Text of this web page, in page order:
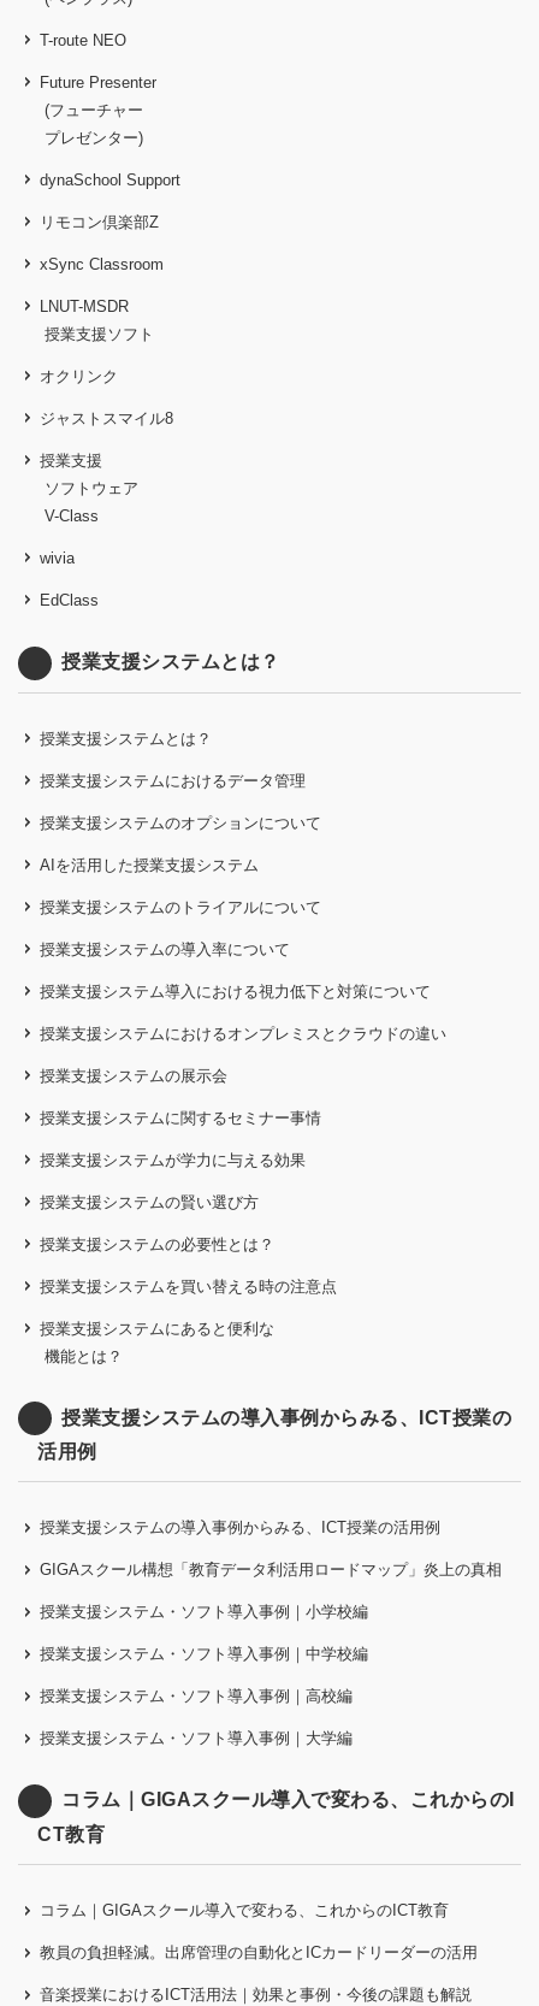
T-route NEO
Future Presenter
(フューチャー
プレゼンター)
dynaSchool Support
リモコン倶楽部Z
xSync Classroom
LNUT-MSDR
授業支援ソフト
オクリンク
ジャストスマイル8
授業支援
ソフトウェア
V-Class
wivia
EdClass
授業支援システムとは？
授業支援システムとは？
授業支援システムにおけるデータ管理
授業支援システムのオプションについて
AIを活用した授業支援システム
授業支援システムのトライアルについて
授業支援システムの導入率について
授業支援システム導入における視力低下と対策について
授業支援システムにおけるオンプレミスとクラウドの違い
授業支援システムの展示会
授業支援システムに関するセミナー事情
授業支援システムが学力に与える効果
授業支援システムの賢い選び方
授業支援システムの必要性とは？
授業支援システムを買い替える時の注意点
授業支援システムにあると便利な
機能とは？
授業支援システムの導入事例からみる、ICT授業の
活用例
授業支援システムの導入事例からみる、ICT授業の活用例
GIGAスクール構想「教育データ利活用ロードマップ」炎上の真相
授業支援システム・ソフト導入事例｜小学校編
授業支援システム・ソフト導入事例｜中学校編
授業支援システム・ソフト導入事例｜高校編
授業支援システム・ソフト導入事例｜大学編
コラム｜GIGAスクール導入で変わる、これからのI
CT教育
コラム｜GIGAスクール導入で変わる、これからのICT教育
教員の負担軽減。出席管理の自動化とICカードリーダーの活用
音楽授業におけるICT活用法｜効果と事例・今後の課題も解説